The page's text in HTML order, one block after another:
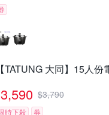
TATUNG 大同】15人份
3,590 $3,790
時下殺 券